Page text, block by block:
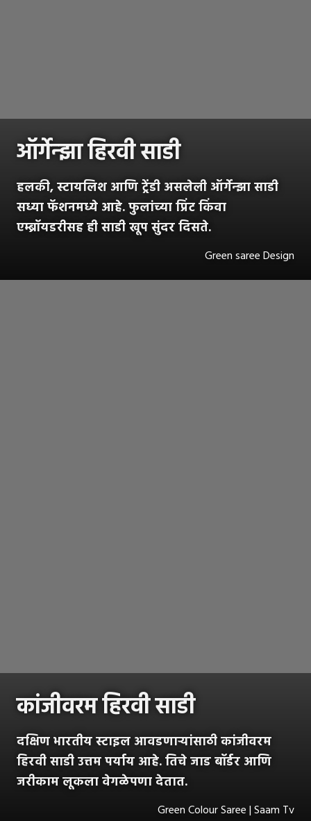
ऑर्गेन्झा हिरवी साडी
हलकी, स्टायलिश आणि ट्रेंडी असलेली ऑर्गेन्झा साडी
सध्या फॅशनमध्ये आहे. फुलांच्या प्रिंट किंवा
एम्ब्रॉयडरीसह ही साडी खूप सुंदर दिसते.
Green saree Design
कांजीवरम हिरवी साडी
दक्षिण भारतीय स्टाइल आवडणाऱ्यांसाठी कांजीवरम
हिरवी साडी उत्तम पर्याय आहे. तिचे जाड बॉर्डर आणि
जरीकाम लूकला वेगळेपणा देतात.
Green Colour Saree | Saam Tv